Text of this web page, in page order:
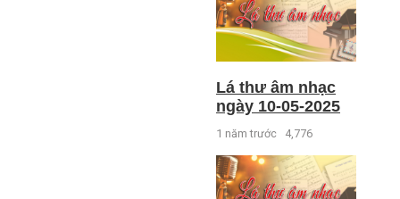
Lá thư âm nhạc
ngày 10-05-2025
1 năm trước 4,776